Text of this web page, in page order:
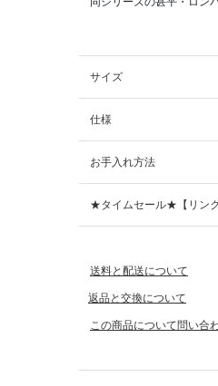
サイズ
仕様
お手入れ方法
★タイムセール★【リン
送料と配送について
返品と交換について
この商品について問い合